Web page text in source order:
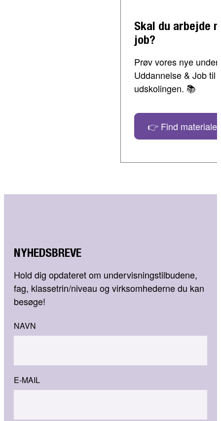
Skal du arbejde
job?
Prøv vores nye
Uddannelse & Job til
udskolingen. 📚
👉 Find
NYHEDSBREVE
Hold dig opdateret om undervisningstilbudene,
fag, klassetrin/niveau og virksomhederne du kan
besøge!
NAVN
E-MAIL